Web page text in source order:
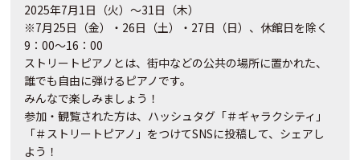
2025年7月1日（火）～31日（木）
※7月25日（金）・26日（土）・27日（日）、休館日を除く
9：00～16：00
ストリートピアノとは、街中などの公共の場所に置かれた、
誰でも自由に弾けるピアノです。
みんなで楽しみましょう！
参加・観覧された方は、ハッシュタグ「＃ギャラクシティ」
「＃ストリートピアノ」をつけてSNSに投稿して、シェアし
よう！